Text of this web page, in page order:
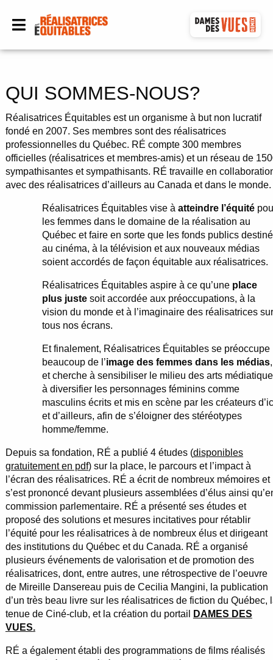
QUI SOMMES-NOUS?
Réalisatrices Équitables est un organisme à but non lucratif
fondé en 2007. Ses membres sont des réalisatrices
professionnelles du Québec. RÉ compte 300 membres
officielles (réalisatrices et membres-amis) et un réseau de
sympathisantes et sympathisants. RÉ travaille en
avec des réalisatrices d’ailleurs au Canada et dans le monde.
Réalisatrices Équitables vise à atteindre l’équité
les femmes dans le domaine de la réalisation au
Québec et faire en sorte que les fonds publics
au cinéma, à la télévision et aux nouveaux médias
soient accordés de façon équitable aux réalisatrices.
Réalisatrices Équitables aspire à ce qu’une place
plus justesoit accordée aux préoccupations, à la
vision du monde et à l’imaginaire des réalisatrices sur
tous nos écrans.
Et finalement, Réalisatrices Équitables se préoccupe
beaucoup de l’image des femmes dans les médias,
et cherche à sensibiliser le milieu des arts
à diversifier les personnages féminins comme
masculins écrits et mis en scène par les créateurs
et d’ailleurs, afin de s’éloigner des stéréotypes
homme/femme.
Depuis sa fondation, RÉ a publié 4 études (disponibles
gratuitement en pdf) sur la place, le parcours et l’impact à
l’écran des réalisatrices. RÉ a écrit de nombreux mémoires et
s’est prononcé devant plusieurs assemblées d’élus ainsi
commission parlementaire. RÉ a présenté ses études et
proposé des solutions et mesures incitatives pour rétablir
l’équité pour les réalisatrices à de nombreux élus et dirigeant
des institutions du Québec et du Canada. RÉ a organisé
plusieurs événements de valorisation et de promotion des
réalisatrices, dont, entre autres, une rétrospective de l’oeuvre
de Mireille Dansereau puis de Cecilia Mangini, la publication
d’un très beau livre sur les réalisatrices de fiction du Québec,
tenue de Ciné-club, et la création du portail
DAMES DES
VUES.
RÉ a également établi des programmations de films réalisés